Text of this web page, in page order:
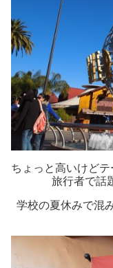
ちょっと高いけど
旅行者で話
学校の夏休みで混